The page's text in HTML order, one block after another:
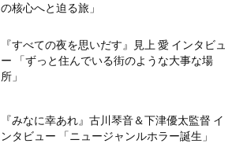
の核心へと迫る旅」
『すべての夜を思いだす』見上 愛 インタビュ
ー 「ずっと住んでいる街のような大事な場
所」
『みなに幸あれ』古川琴音＆下津優太監督 イ
ンタビュー 「ニュージャンルホラー誕生」